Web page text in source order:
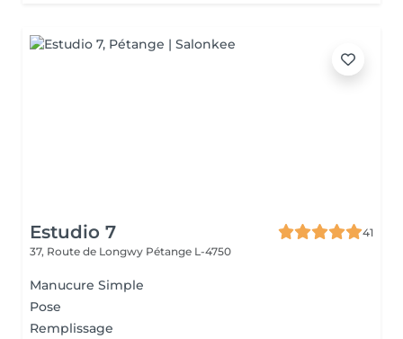
Estudio 7
41
37, Route de Longwy Pétange L-4750
Manucure Simple
Pose
Remplissage